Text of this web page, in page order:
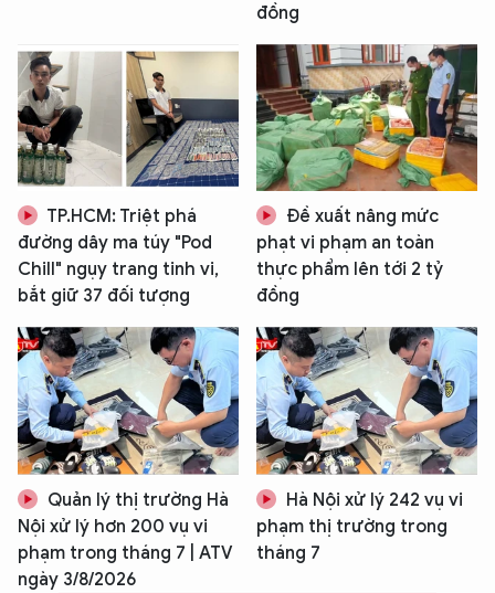
đồng
TP.HCM: Triệt phá
đường dây ma túy "Pod
Chill" ngụy trang tinh vi,
bắt giữ 37 đối tượng
Đề xuất nâng mức
phạt vi phạm an toàn
thực phẩm lên tới 2 tỷ
đồng
Quản lý thị trường Hà
Nội xử lý hơn 200 vụ vi
phạm trong tháng 7 | ATV
ngày 3/8/2026
Hà Nội xử lý 242 vụ vi
phạm thị trường trong
tháng 7